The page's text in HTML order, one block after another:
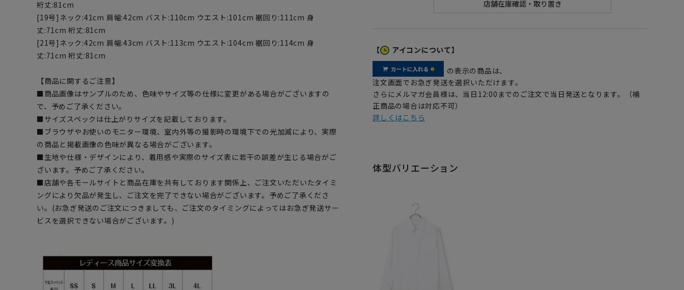
裄丈:81cm
[19号]ネック:41cm 肩幅:42cm バスト:110cm ウエスト:101cm 裾回り:111cm 身
丈:71cm 裄丈:81cm
[21号]ネック:42cm 肩幅:43cm バスト:113cm ウエスト:104cm 裾回り:114cm 身
丈:71cm 裄丈:81cm
【商品に関するご注意】
■商品画像はサンプルのため、色味やサイズ等の仕様に変更がある場合がございますの
で、予めご了承ください。
■サイズスペックは仕上がりサイズを記載しております。
■ブラウザやお使いのモニター環境、室内外等の撮影時の環境下での光加減により、実際
の商品と掲載画像の色味が異なる場合がございます。
■生地や仕様・デザインにより、着用感や実際のサイズ表に若干の誤差が生じる場合がご
ざいます。予めご了承ください。
■店舗や各モールサイトと商品在庫を共有しております関係上、ご注文いただいたタイミ
ングにより欠品が発生し、ご注文を完了できない場合がございます。予めご了承くださ
い。(お急ぎ発送のご注文につきましても、ご注文のタイミングによってはお急ぎ発送サー
ビスを選択できない場合がございます。)
【 アイコンについて】
の表示の商品は、
注文画面でお急ぎ発送を選択いただけます。
さらにメルマガ会員様は、当日12:00までのご注文で当日発送となります。（補
正商品の場合は対応不可）
詳しくはこちら
体型バリエーション